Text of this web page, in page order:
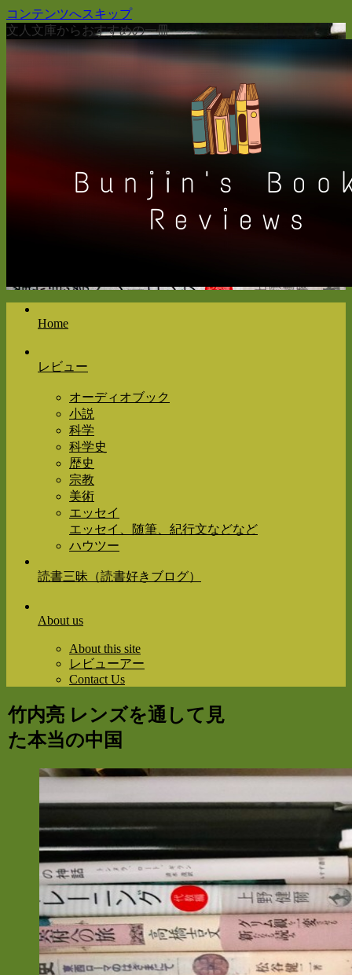
コンテンツへスキップ
文人文庫からおすすめの一冊
Home
レビュー
オーディオブック
小説
科学
科学史
歴史
宗教
美術
エッセイ
エッセイ、随筆、紀行文などなど
ハウツー
読書三昧（読書好きブログ）
About us
About this site
レビューアー
Contact Us
竹内亮 レンズを通して見
た本当の中国